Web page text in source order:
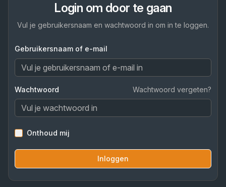
Login om door te gaan
Vul je gebruikersnaam en wachtwoord in om in te loggen.
Gebruikersnaam of e-mail
Wachtwoord Wachtwoord vergeten?
Onthoud mij
Inloggen